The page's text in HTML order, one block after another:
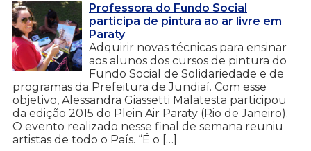
Professora do Fundo Social
participa de pintura ao ar livre em
Paraty
Adquirir novas técnicas para ensinar
aos alunos dos cursos de pintura do
Fundo Social de Solidariedade e de
programas da Prefeitura de Jundiaí. Com esse
objetivo, Alessandra Giassetti Malatesta participou
da edição 2015 do Plein Air Paraty (Rio de Janeiro).
O evento realizado nesse final de semana reuniu
artistas de todo o País. “É o […]